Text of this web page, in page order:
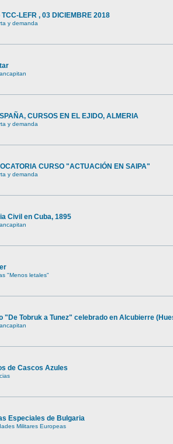
LEFR , 03 DICIEMBRE 2018
y demanda
CURSOS EN EL EJIDO, ALMERIA
y demanda
CURSO "ACTUACIÓN EN SAIPA"
y demanda
Civil en Cuba, 1895
"Menos letales"
"De Tobruk a Tunez" celebrado en Alcubierre
de Cascos Azules
Especiales de Bulgaria
Militares Europeas